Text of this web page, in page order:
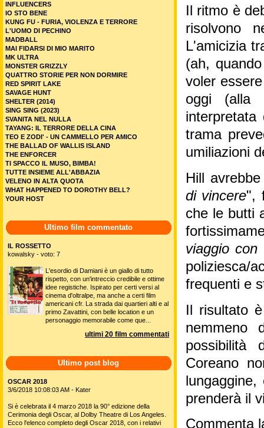
Il ritmo è
risolvono
L'amicizia
(ah,
voler
oggi (alla
trama
umiliazioni
Hill
di vincere",
che le butti
viaggio
poliziesca/
frequenti e
Il risultato
nemmeno
possibilità
Coreano
prenderà il
Commenta
INFLUENCERS
IO STO BENE
KUNG FU - FURIA, VIOLENZA E TERRORE
L'UOMO DI PECHINO
MADBALL
MAI FIDARSI DI MIO MARITO
MK ULTRA
MONSTER GRIZZLY
QUATTRO STORIE PER NON DORMIRE
RED SPIRIT LAKE
SAVAGE HUNT
SHELTER (2014)
SING SING (2023)
SVANITA NEL NULLA
TAYANG: IL TERRORE DELLA CINA
TEO E ZODI' - UN CAMMELLO PER AMICO
THE BALLAD OF WALLIS ISLAND
THE ENFORCER
TI SPACCO IL MUSO, BIMBA!
TUTTE INSIEME ALL'ABBAZIA
VELENO IN ALTA QUOTA
WHAT HAPPENED TO DOROTHY BELL?
YOUR HOST
Ultimo film commentato
IL ROSSETTO
kowalsky - voto: 7
L'esordio di Damiani è un giallo di tutto
rispetto, con un'intreccio credibile e ottime
idee registiche. Ispirato per certi versi al
cinema d'oltralpe, ma anche a certi film
americani cfr. La strada dai quartieri alti e al
primo Zavattini, con belle location e un
personaggio memorabile come que...
ultimi 20 film commentati
Ultimo post blog
OSCAR 2018
3/6/2018 10:08:03 AM - Kater
Si è celebrata il 4 marzo 2018 la 90° edizione della
Cerimonia degli Oscar, al Dolby Theatre di Los Angeles.
Ecco l'elenco completo degli Oscar 2018, con i relativi